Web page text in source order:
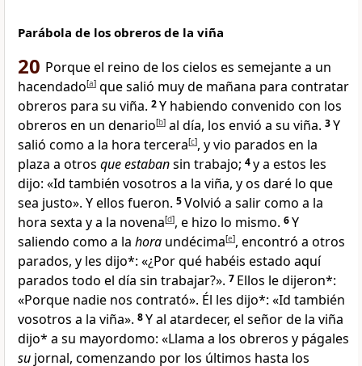
Parábola de los obreros de la viña
20 Porque el reino de los cielos es semejante a un
hacendado[a] que salió muy de mañana para contratar
obreros para su viña. 2Y habiendo convenido con los
obreros en un denario[b] al día, los envió a su viña. 3Y
salió como a la hora tercera[c], y vio parados en la
plaza a otros que estabansin trabajo; 4y a estos les
dijo: «Id también vosotros a la viña, y os daré lo que
sea justo». Y ellos fueron. 5Volvió a salir como a la
hora sexta y a la novena[d], e hizo lo mismo. 6Y
saliendo como a la hora undécima[e], encontró a otros
parados, y les dijo*: «¿Por qué habéis estado aquí
parados todo el día sin trabajar?». 7 Ellos le dijeron*:
«Porque nadie nos contrató». Él les dijo*: «Id también
vosotros a la viña». 8Y al atardecer, el señor de la viña
dijo* a su mayordomo: «Llama a los obreros y págales
su jornal, comenzando por los últimos hasta los